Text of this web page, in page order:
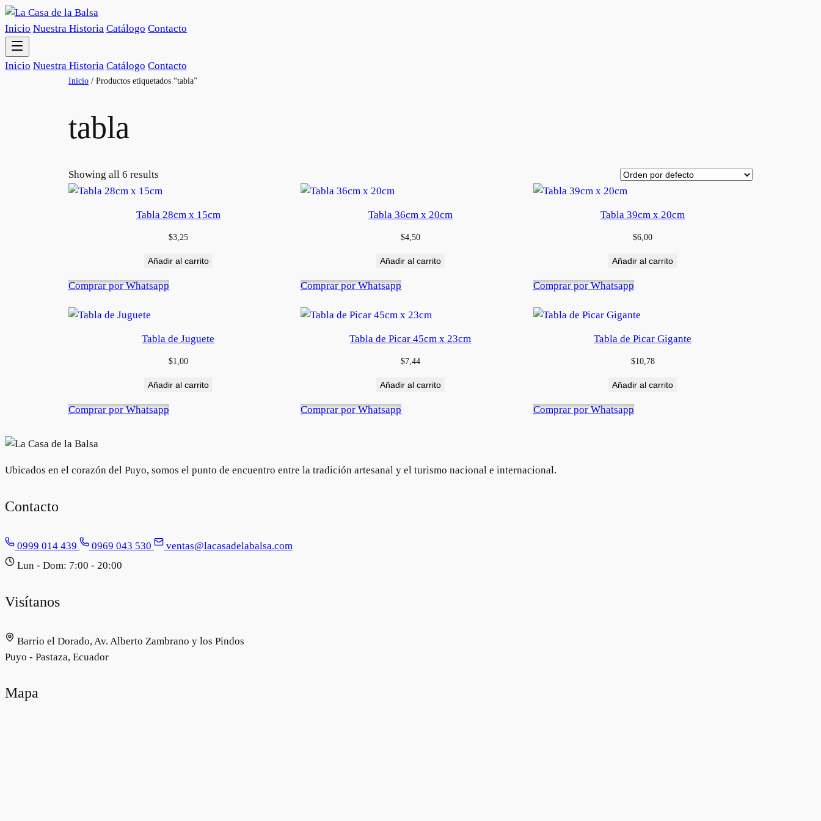
Inicio Nuestra Historia Catálogo Contacto
Inicio Nuestra Historia Catálogo Contacto
Inicio / Productos etiquetados “tabla”
tabla
Showing all 6 results
Tabla 28cm x 15cm
$3,25
Añadir al carrito
Comprar por Whatsapp
Tabla 36cm x 20cm
$4,50
Añadir al carrito
Comprar por Whatsapp
Tabla 39cm x 20cm
$6,00
Añadir al carrito
Comprar por Whatsapp
Tabla de Juguete
$1,00
Añadir al carrito
Comprar por Whatsapp
Tabla de Picar 45cm x 23cm
$7,44
Añadir al carrito
Comprar por Whatsapp
Tabla de Picar Gigante
$10,78
Añadir al carrito
Comprar por Whatsapp
Ubicados en el corazón del Puyo, somos el punto de encuentro entre la tradición artesanal y el turismo nacional e internacional.
Contacto
0999 014 439 0969 043 530
ventas@lacasadelabalsa.com
Lun - Dom: 7:00 - 20:00
Visítanos
Barrio el Dorado, Av. Alberto Zambrano y los Pindos
Puyo - Pastaza, Ecuador
Mapa